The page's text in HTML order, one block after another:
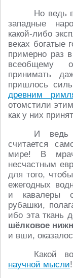
Но ведь
западные
какой-либо
веках богатые
примерно раз
всеобщему
принимать
пришлось
древним
отомстили
как у них
И ведь
считается
мире! В
несчастным
для того,
ежегодных
и кавалеры
рубашки,
ибо эта ткань
шёлковое
и вши,
Какой
научной мысли!